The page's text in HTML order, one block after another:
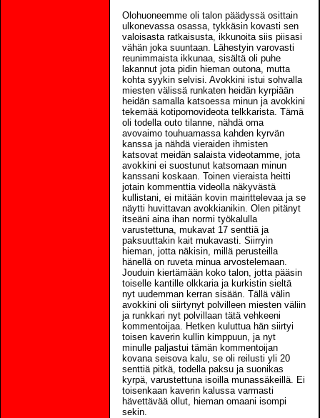
Olohuoneemme oli talon päädyssä osittain
ulkonevassa osassa, tykkäsin kovasti sen
valoisasta ratkaisusta, ikkunoita siis piisasi
vähän joka suuntaan. Lähestyin varovasti
reunimmaista ikkunaa, sisältä oli puhe
lakannut jota pidin hieman outona, mutta
kohta syykin selvisi. Avokkini istui sohvalla
miesten välissä runkaten heidän kyrpiään
heidän samalla katsoessa minun ja avokkini
tekemää kotipornovideota telkkarista. Tämä
oli todella outo tilanne, nähdä oma
avovaimo touhuamassa kahden kyrvän
kanssa ja nähdä vieraiden ihmisten
katsovat meidän salaista videotamme, jota
avokkini ei suostunut katsomaan minun
kanssani koskaan. Toinen vieraista heitti
jotain kommenttia videolla näkyvästä
kullistani, ei mitään kovin mairittelevaa ja se
näytti huvittavan avokkianikin. Olen pitänyt
itseäni aina ihan normi työkalulla
varustettuna, mukavat 17 senttiä ja
paksuuttakin kait mukavasti. Siirryin
hieman, jotta näkisin, millä perusteilla
hänellä on ruveta minua arvostelemaan.
Jouduin kiertämään koko talon, jotta pääsin
toiselle kantille olkkaria ja kurkistin sieltä
nyt uudemman kerran sisään. Tällä välin
avokkini oli siirtynyt polvilleen miesten väliin
ja runkkari nyt polvillaan tätä vehkeeni
kommentoijaa. Hetken kuluttua hän siirtyi
toisen kaverin kullin kimppuun, ja nyt
minulle paljastui tämän kommentoijan
kovana seisova kalu, se oli reilusti yli 20
senttiä pitkä, todella paksu ja suonikas
kyrpä, varustettuna isoilla munassäkeillä. Ei
toisenkaan kaverin kalussa varmasti
hävettävää ollut, hieman omaani isompi
sekin.